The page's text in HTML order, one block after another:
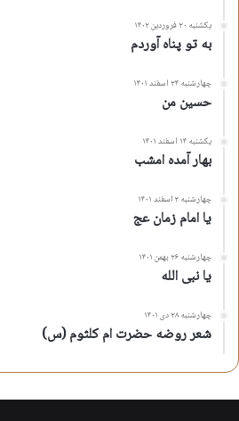
یکشنبه ۲۰ فروردین ۱۴۰۲
به تو پناه آوردم
چهارشنبه ۲۴ اسفند ۱۴۰۱
حسین من
یکشنبه ۱۴ اسفند ۱۴۰۱
بهار آمده امشب
چهارشنبه ۳ اسفند ۱۴۰۱
یا امام زمان عج
چهارشنبه ۲۶ بهمن ۱۴۰۱
یا نبی الله
چهارشنبه ۲۸ دی ۱۴۰۱
شعر روضه حضرت ام کلثوم (س)